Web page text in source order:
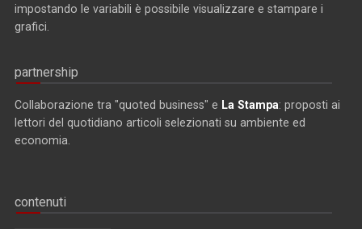
impostando le variabili è possibile visualizzare e stampare i
grafici.
partnership
Collaborazione tra "quoted business" e La Stampa: proposti ai
lettori del quotidiano articoli selezionati su ambiente ed
economia.
contenuti